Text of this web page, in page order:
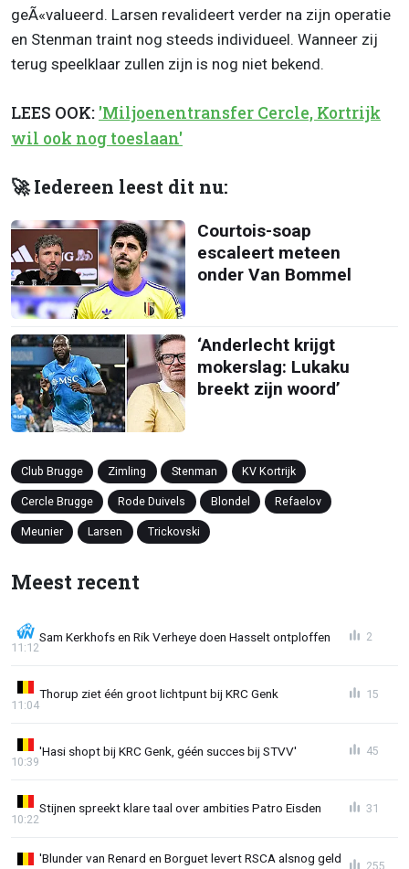
geÃ«valueerd. Larsen revalideert verder na zijn operatie
en Stenman traint nog steeds individueel. Wanneer zij
terug speelklaar zullen zijn is nog niet bekend.
LEES OOK: 'Miljoenentransfer Cercle, Kortrijk
wil ook nog toeslaan'
🚀 Iedereen leest dit nu:
Courtois-soap
escaleert meteen
onder Van Bommel
‘Anderlecht krijgt
mokerslag: Lukaku
breekt zijn woord’
Club Brugge Zimling Stenman KV Kortrijk
Cercle Brugge Rode Duivels Blondel Refaelov
Meunier Larsen Trickovski
Meest recent
Sam Kerkhofs en Rik Verheye doen Hasselt ontploffen
11:12
2
Thorup ziet één groot lichtpunt bij KRC Genk
11:04
15
'Hasi shopt bij KRC Genk, géén succes bij STVV'
10:39
45
Stijnen spreekt klare taal over ambities Patro Eisden
10:22
31
'Blunder van Renard en Borguet levert RSCA alsnog geld
255